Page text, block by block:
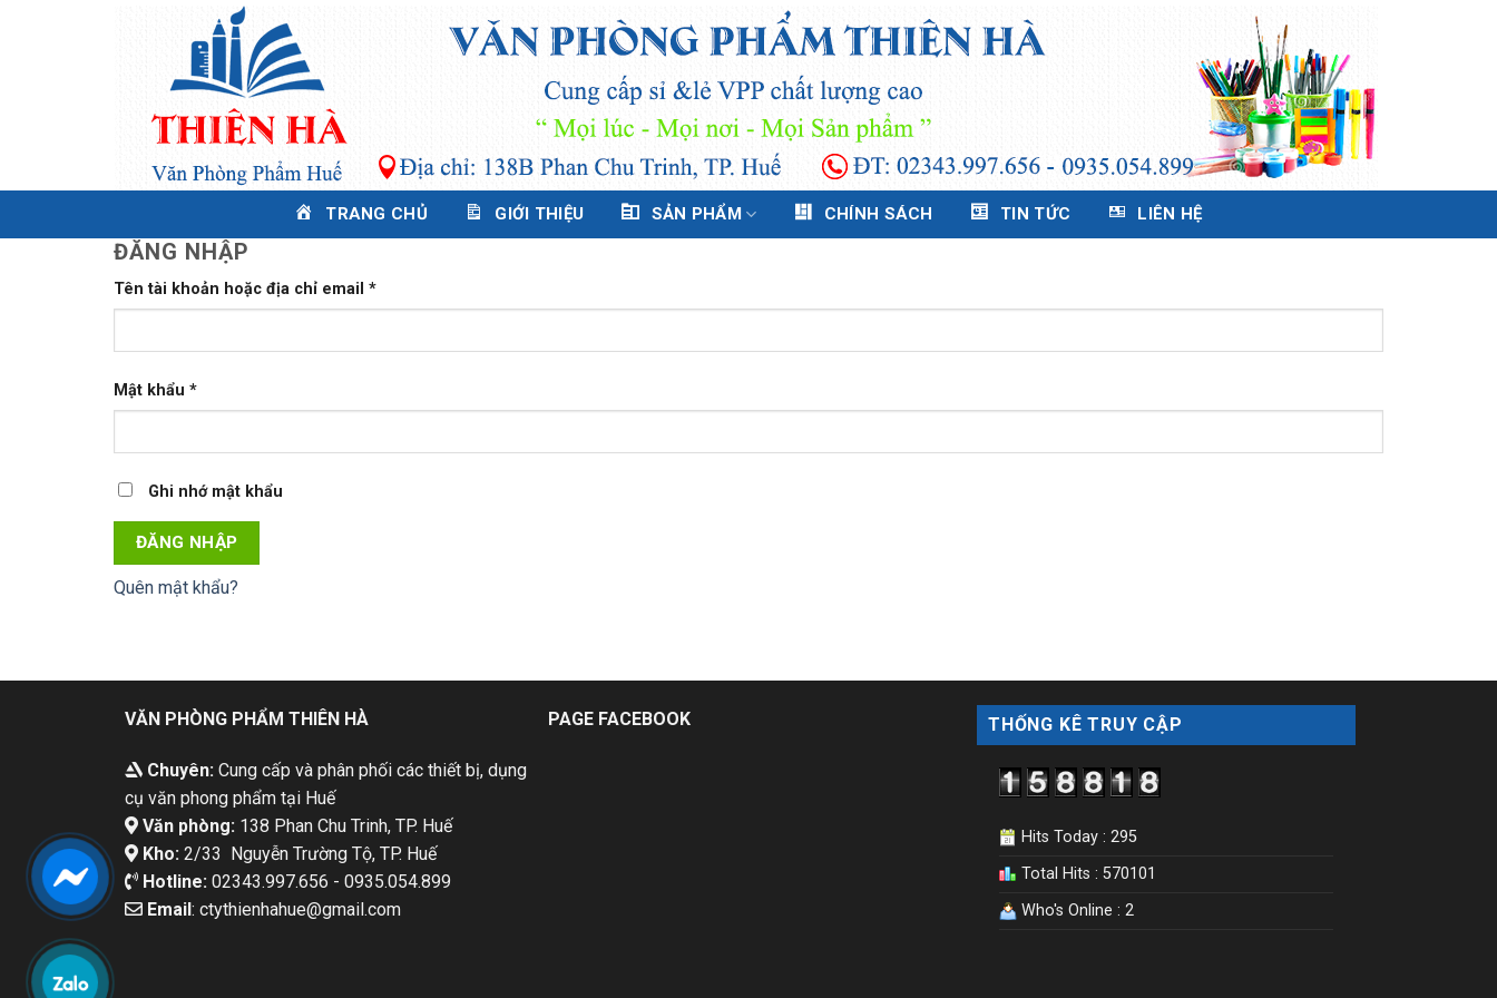
TRANG CHỦ GIỚI THIỆU SẢN PHẨM CHÍNH SÁCH TIN TỨC LIÊN HỆ
ĐĂNG NHẬP
Tên tài khoản hoặc địa chỉ email *
Mật khẩu *
Ghi nhớ mật khẩu
ĐĂNG NHẬP
Quên mật khẩu?
VĂN PHÒNG PHẨM THIÊN HÀ
Chuyên: Cung cấp và phân phối các thiết bị, dụng
cụ văn phong phẩm tại Huế
Văn phòng: 138 Phan Chu Trinh, TP. Huế
Kho: 2/33 Nguyễn Trường Tộ, TP. Huế
Hotline: 02343.997.656 - 0935.054.899
Email: ctythienhahue@gmail.com
PAGE FACEBOOK THỐNG KÊ TRUY CẬP
Hits Today : 295
Total Hits : 570101
Who's Online : 2